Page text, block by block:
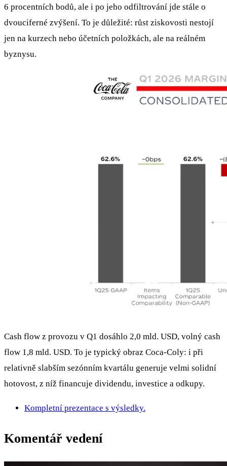
6 procentních bodů, ale i po jeho odfiltrování jde stále o
dvouciferné zvýšení. To je důležité: růst ziskovosti nestojí
jen na kurzech nebo účetních položkách, ale na reálném
byznysu.
Cash flow z provozu v Q1 dosáhlo 2,0 mld. USD, volný cash
flow 1,8 mld. USD. To je typický obraz Coca‑Coly: i při
relativně slabším sezónním kvartálu generuje velmi solidní
hotovost, z níž financuje dividendu, investice a odkupy.
Kompletní prezentace s výsledky.
Komentář vedení